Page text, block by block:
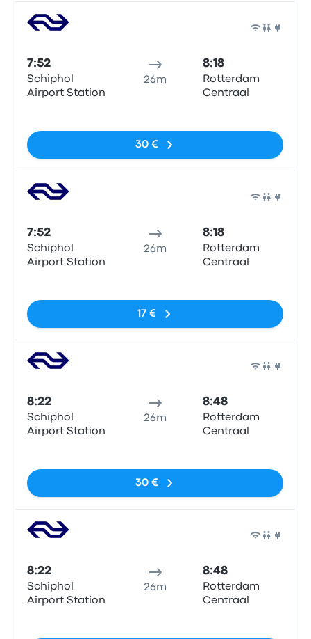
7:52
Schiphol
Airport Station
26m
8:18
Rotterdam
Centraal
30 €
7:52
Schiphol
Airport Station
26m
8:18
Rotterdam
Centraal
17 €
8:22
Schiphol
Airport Station
26m
8:48
Rotterdam
Centraal
30 €
8:22
Schiphol
Airport Station
26m
8:48
Rotterdam
Centraal